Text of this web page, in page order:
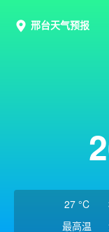
邢台天气预报
27 °C
最高温